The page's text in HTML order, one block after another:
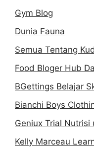
Gym Blog
Dunia Fauna
Semua Tentang
Food Bloger Hub
BGettings Belajar
Bianchi Boys
Geniux Trial Nutrisi
Kelly Marceau